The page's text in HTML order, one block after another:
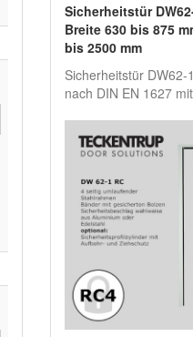
Sicherheitstür
Breite 630 bis 875
bis 2500 mm
Sicherheitstür DW62-
nach DIN EN 1627